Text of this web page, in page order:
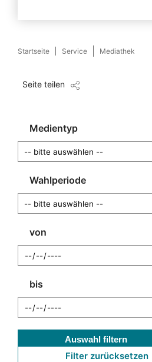
Startseite Service Mediathek
Seite teilen
Medientyp
Wahlperiode
von
bis
Auswahl filtern
Filter zurücksetzen